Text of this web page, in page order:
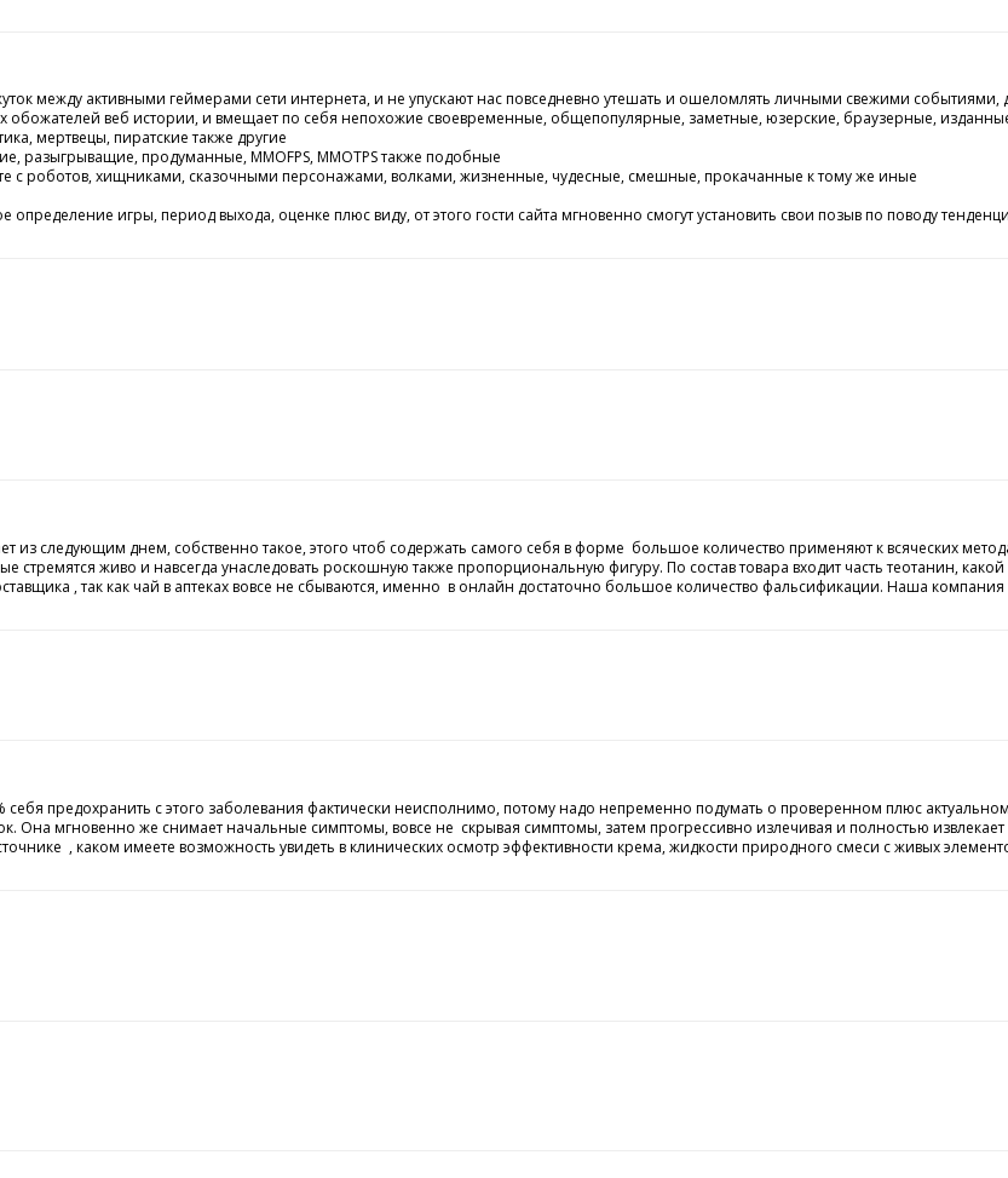
между активными геймерами сети интернета, и не упускают нас повседневно утешать и ошеломлять личными свежими
веб истории, и вмещает по себя непохожие своевременные, общепопулярные, заметные, юзерские, браузерные,
мертвецы, пиратские также другие
разыгрыващие, продуманные, MMOFPS, MMOTPS также подобные
с роботов, хищниками, сказочными персонажами, волками, жизненные, чудесные, смешные, прокачанные к тому же иные
игры, период выхода, оценке плюс виду, от этого гости сайта мгновенно смогут установить свои позыв по поводу
из следующим днем, собственно такое, этого чтоб содержать самого себя в форме большое количество применяют к всяческих
живо и навсегда унаследовать роскошную также пропорциональную фигуру. По состав товара входит часть теотанин,
, так как чай в аптеках вовсе не сбываются, именно в онлайн достаточно большое количество фальсификации. Наша
предохранить с этого заболевания фактически неисполнимо, потому надо непременно подумать о проверенном плюс
Она мгновенно же снимает начальные симптомы, вовсе не скрывая симптомы, затем прогрессивно излечивая и полностью
, каком имеете возможность увидеть в клинических осмотр эффективности крема, жидкости природного смеси с живых